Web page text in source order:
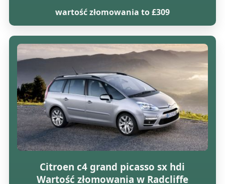
wartość złomowania to £309
Citroen c4 grand picasso sx hdi
Wartość złomowania w Radcliffe